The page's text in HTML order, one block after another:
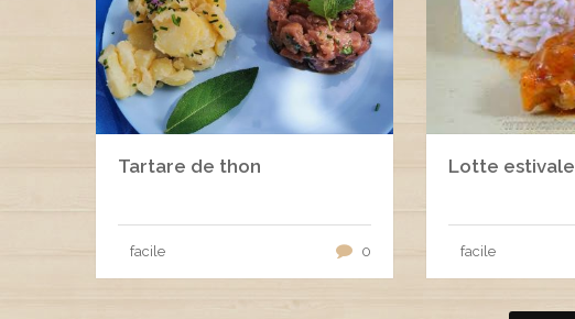
Tartare de thon
facile 0
Lotte
facile